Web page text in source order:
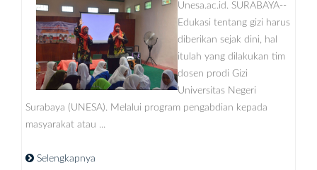
Unesa.ac.id. SURABAYA--
Edukasi tentang gizi harus
diberikan sejak dini, hal
itulah yang dilakukan tim
dosen prodi Gizi
Universitas Negeri
Surabaya (UNESA). Melalui program pengabdian kepada
masyarakat atau ...
Selengkapnya